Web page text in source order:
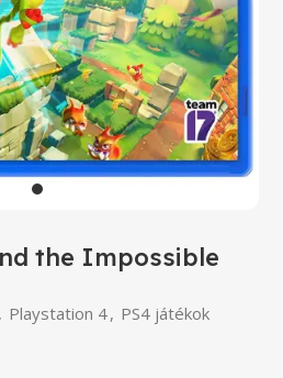
the Impossible
, Playstation 4, PS4 játékok